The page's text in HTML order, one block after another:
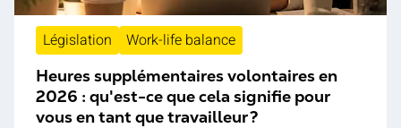
Législation Work-life balance
Heures supplémentaires volontaires en
2026 : qu'est-ce que cela signifie pour
vous en tant que travailleur ?